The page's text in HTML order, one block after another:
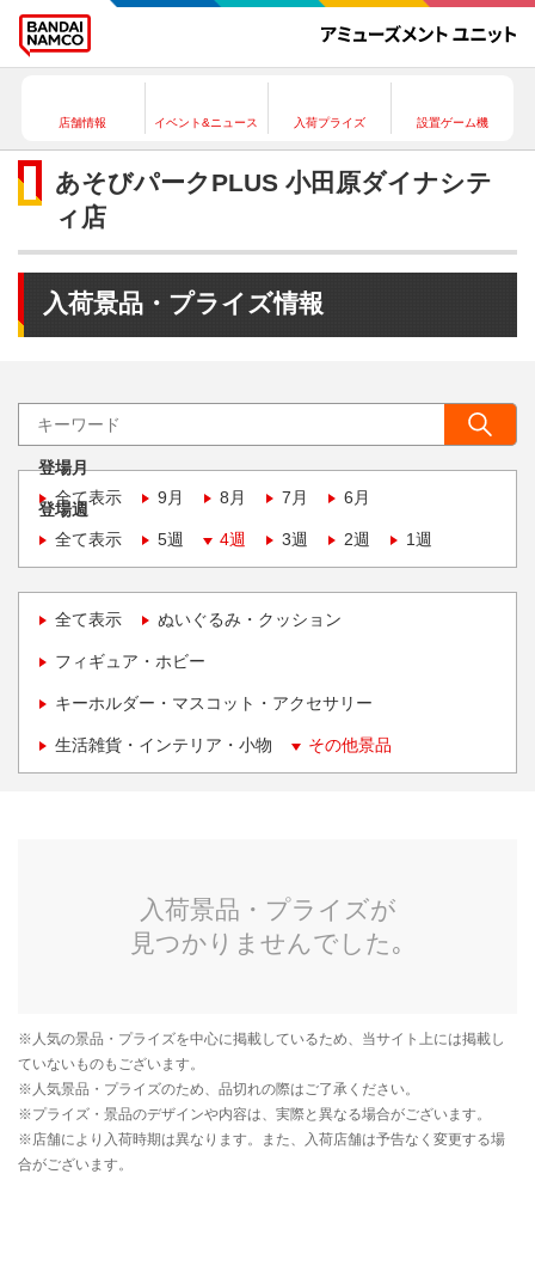
店舗情報 イベント&ニュース 入荷プライズ 設置ゲーム機
あそびパークPLUS 小田原ダイナシテ
ィ店
入荷景品・プライズ情報
登場月
全て表示
9月 8月 7月 6月
登場週
全て表示
5週 4週 3週 2週 1週
全て表示 ぬいぐるみ・クッション
フィギュア・ホビー
キーホルダー・マスコット・アクセサリー
生活雑貨・インテリア・小物 その他景品